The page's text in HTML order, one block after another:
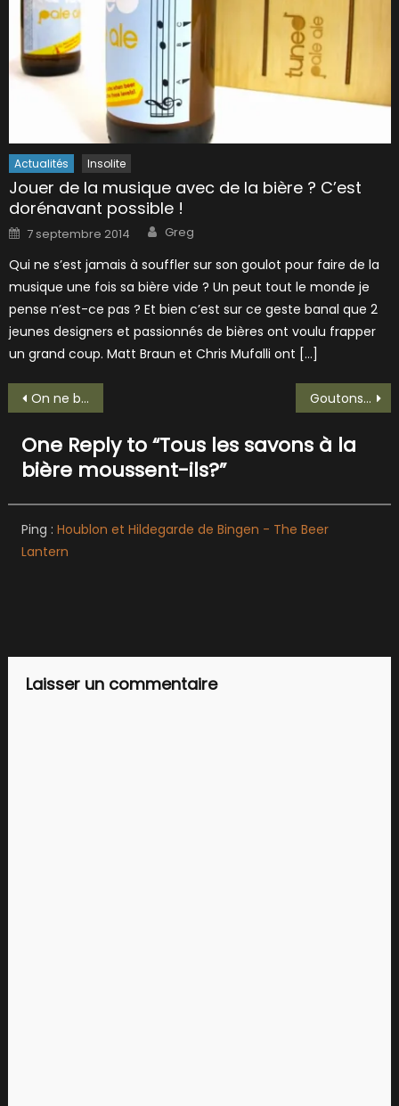
Actualités Insolite
Jouer de la musique avec de la bière ? C’est
dorénavant possible !
Posted
on
7 septembre 2014 Author
Greg
Qui ne s’est jamais à souffler sur son goulot pour faire de la
musique une fois sa bière vide ? Un peut tout le monde je
pense n’est-ce pas ? Et bien c’est sur ce geste banal que 2
jeunes designers et passionnés de bières ont voulu frapper
un grand coup. Matt Braun et Chris Mufalli ont […]
Navigation
de
l’article
On ne boit pas nain portequoi aujourd’hui, on boit de la Chouffe ! Goutons une Monk Stout Dupont!
One Reply to “Tous les savons à la
bière moussent-ils?”
Ping : Houblon et Hildegarde de Bingen - The Beer
Lantern
Laisser un commentaire